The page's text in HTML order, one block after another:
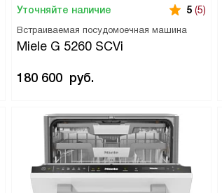
Встраиваемая посудомоечная машина
Miele G 5260 SCVi
Уточняйте наличие 5 (5)
180 600 руб.